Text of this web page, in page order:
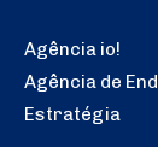
Agência io!
Agência de
Estratégia